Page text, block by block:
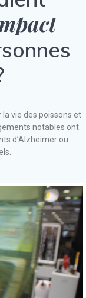
vie des poissons et
notables ont
d’Alzheimer ou